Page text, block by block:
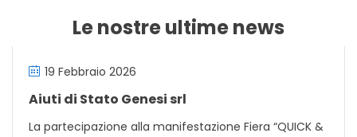
Le nostre ultime news
19 Febbraio 2026
Aiuti di Stato Genesi srl
La partecipazione alla manifestazione Fiera “QUICK &